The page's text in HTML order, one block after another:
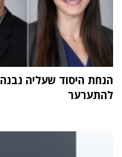
הנחת היסוד שעליה
להתערער